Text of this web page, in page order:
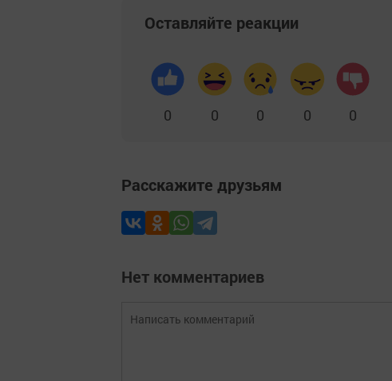
Оставляйте реакции
0 0 0 0 0
Расскажите друзьям
Нет комментариев